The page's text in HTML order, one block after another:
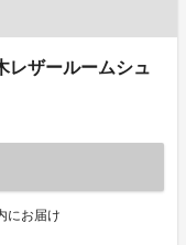
レザールームシュ
にお届け